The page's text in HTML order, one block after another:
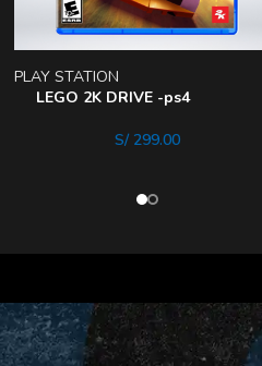
LEGO 2K DRIVE -ps4
PLAY STATION
S/299.00